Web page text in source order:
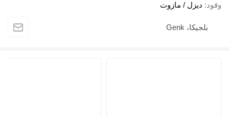
وقود ديزل / مازوت
بلجيكا، Genk